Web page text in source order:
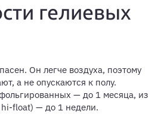
гелиевых
Он легче воздуха, поэтому
а не опускаются к полу.
— до 1 месяца, из
float) — до 1 недели.